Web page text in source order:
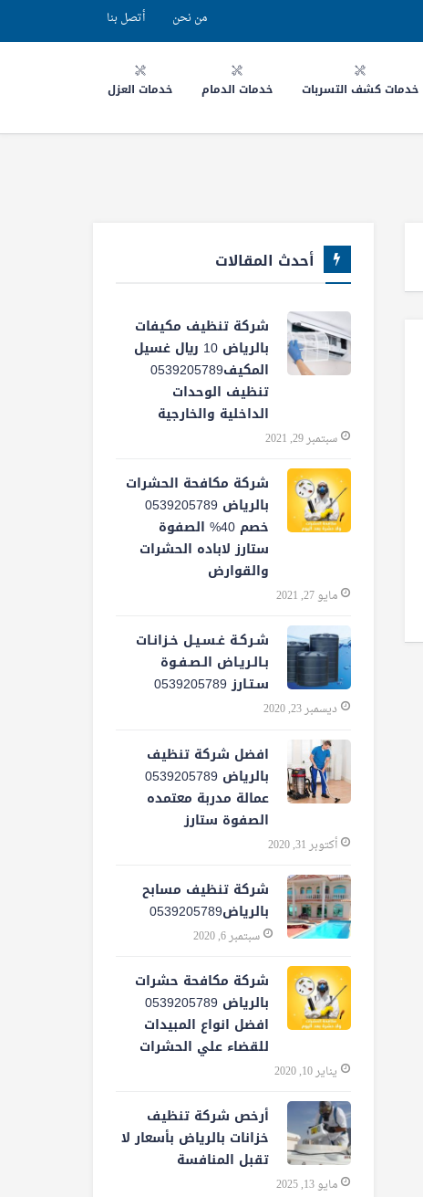
أتصل بنا من نحن
خدمات كشف التسربات خدمات الدمام خدمات العزل
أحدث المقالات
شركة تنظيف مكيفات
بالرياض 10 ريال غسيل
المكيف0539205789
تنظيف الوحدات
الداخلية والخارجية
سبتمبر 29, 2021
شركة مكافحة الحشرات
بالرياض 0539205789
خصم 40% الصفوة
ستارز لاباده الحشرات
والقوارض
مايو 27, 2021
شـركـة غـسـيـل خـزانـات
بـالـريـاض الـصـفـوة
سـتـارز 0539205789
ديسمبر 23, 2020
افضل شركة تنظيف
بالرياض 0539205789
عمالة مدربة معتمده
الصفوة ستارز
أكتوبر 31, 2020
شركة تنظيف مسابح
بالرياض0539205789
سبتمبر 6, 2020
شركة مكافحة حشرات
بالرياض 0539205789
افضل انواع المبيدات
للقضاء علي الحشرات
يناير 10, 2020
أرخص شركة تنظيف
خزانات بالرياض بأسعار لا
تقبل المنافسة
مايو 13, 2025